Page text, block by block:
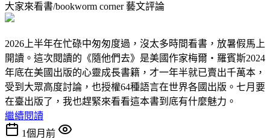
大家來看書/bookworm corner藝文評論
2026上半年在忙碌中匆匆度過，沒太多時間看書，放暑假馬上
開讀。這次閱讀的《隨他們去》是美國作家梅爾‧羅賓斯2024
年底在美國出版的心靈成長書籍，才一年半就已賣出千萬本，
受到大眾高度討論，也授權64種語言在世界各國出版。七月要
在臺出版了，我也趕緊來看看這本書到底有什麼魅力。
繼續閱讀
1個月前